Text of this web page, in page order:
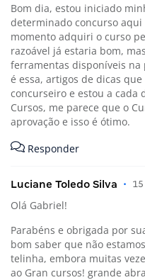
Bom dia, estou iniciado
determinado concurso
momento adquiri o curso
razoável já estaria bom,
ferramentas disponíveis na
é essa, artigos de dicas
concurseiro e estou a cada
Cursos, me parece que o
aprovação e isso é ótimo.
Responder
Luciane Toledo Silva •
Olá Gabriel!
Parabéns e obrigada por
bom saber que não
telinha, embora muitas
ao Gran cursos! grande